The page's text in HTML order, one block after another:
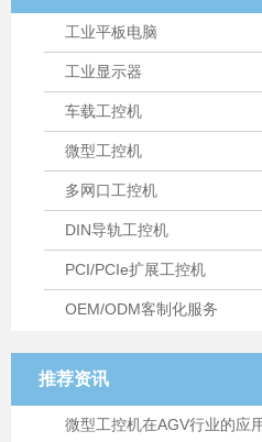
工业平板电脑
工业显示器
车载工控机
微型工控机
多网口工控机
DIN导轨工控机
PCI/PCIe扩展工控机
OEM/ODM客制化服务
推荐资讯
微型工控机在AGV行业的应